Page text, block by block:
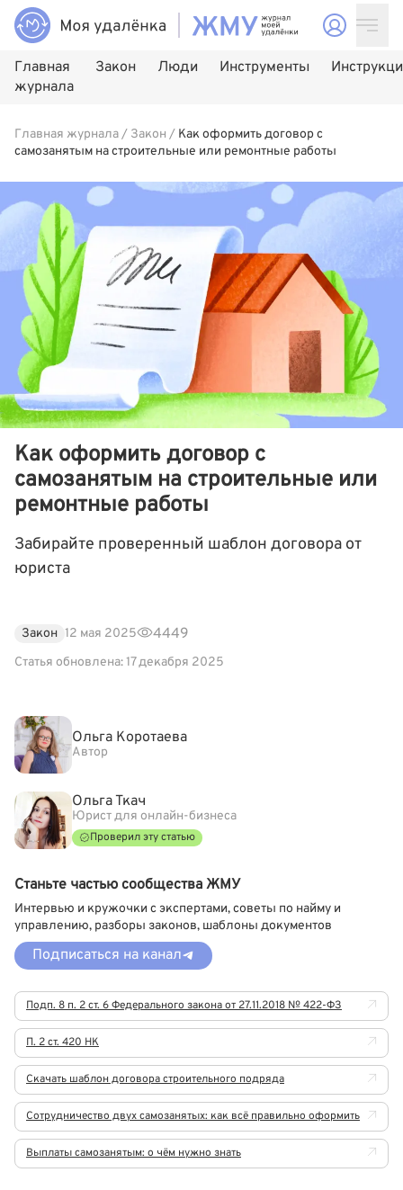
Главная
журнала
Закон Люди Инструменты
Главная журнала/ Закон / Как оформить договор с
самозанятым на строительные или ремонтные работы
Как оформить договор с
самозанятым на строительные или
ремонтные работы
Забирайте проверенный шаблон договора от
юриста
Закон 12 мая 2025 4449
Статья обновлена: 17 декабря 2025
Ольга Коротаева
Автор
Ольга Ткач
Юрист для онлайн-бизнеса
Проверил эту статью
Станьте частью сообщества ЖМУ
Интервью и кружочки с экспертами, советы по найму и
управлению, разборы законов, шаблоны документов
Подписаться на канал
Подп. 8 п. 2 ст. 6 Федерального закона от 27.11.2018 № 422-ФЗ
П. 2 ст. 420 НК
Скачать шаблон договора строительного подряда
Сотрудничество двух самозанятых: как всё правильно оформить
Выплаты самозанятым: о чём нужно знать